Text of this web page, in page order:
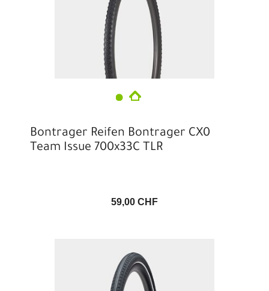
Bontrager Reifen Bontrager CX0
Team Issue 700x33C TLR
59,00 CHF